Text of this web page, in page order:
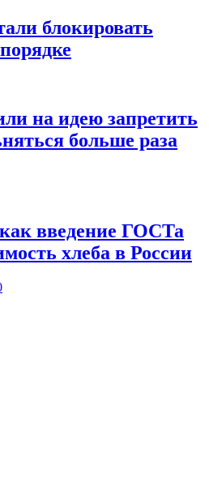
блокировать
на идею запретить
больше раза
введение ГОСТа
хлеба в России